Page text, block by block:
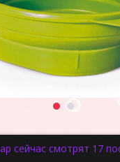
1 2
сейчас смотрят 17